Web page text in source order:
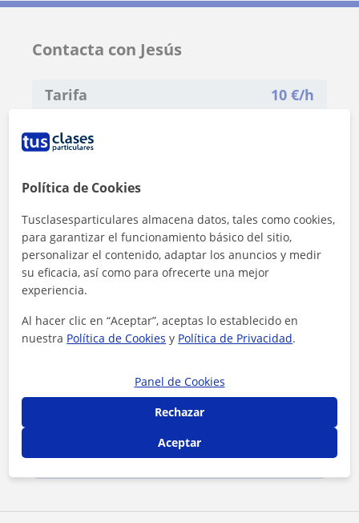
Contacta con Jesús
Tarifa 10 €/h
1ª clase gratis
Al hacer clic, aceptas nuestroaviso legal
Contactar ahora
Política de Cookies
Tusclasesparticulares almacena datos, tales como cookies,
para garantizar el funcionamiento básico del sitio,
personalizar el contenido, adaptar los anuncios y medir
su eficacia, así como para ofrecerte una mejor
experiencia.
Al hacer clic en “Aceptar”, aceptas lo establecido en
nuestra Política de Cookies y Política de Privacidad.
Panel de Cookies
Rechazar
Aceptar